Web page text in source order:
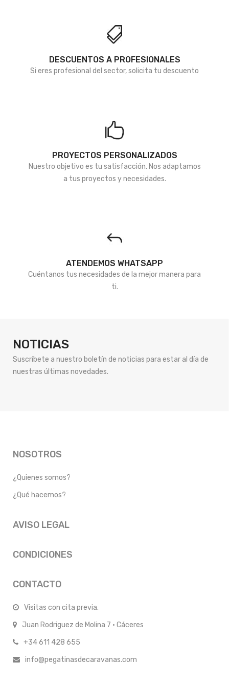
DESCUENTOS A PROFESIONALES
Si eres profesional del sector, solicita tu descuento
PROYECTOS PERSONALIZADOS
Nuestro objetivo es tu satisfacción. Nos adaptamos
a tus proyectos y necesidades.
ATENDEMOS WHATSAPP
Cuéntanos tus necesidades de la mejor manera para
ti.
NOTICIAS
Suscríbete a nuestro boletín de noticias para estar al día de
nuestras últimas novedades.
NOSOTROS
¿Quienes somos?
¿Qué hacemos?
AVISO LEGAL
CONDICIONES
CONTACTO
Visitas con cita previa.
Juan Rodriguez de Molina 7 · Cáceres
+34 611 428 655
info@pegatinasdecaravanas.com